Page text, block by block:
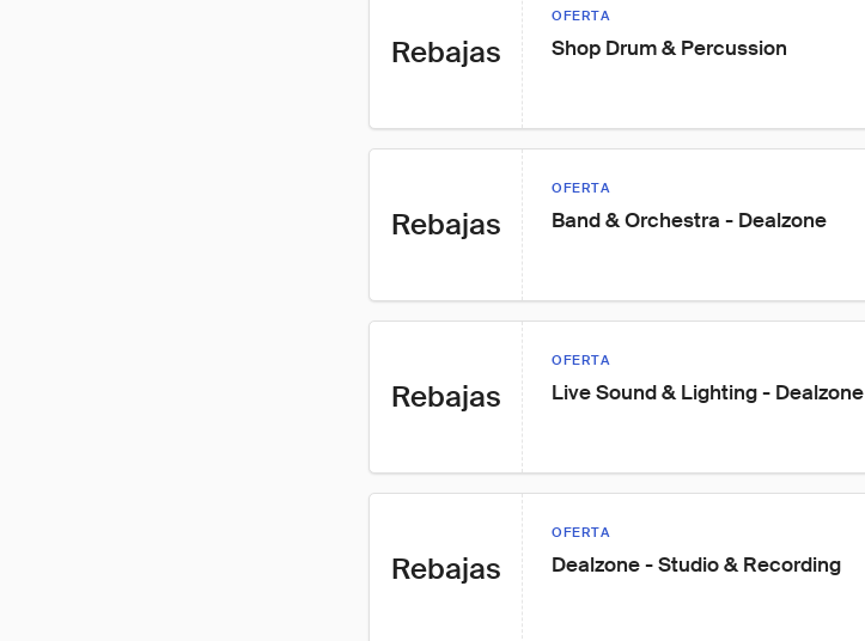
Rebajas
OFERTA
Shop Drum & Percussion
Rebajas
OFERTA
Band & Orchestra - Dealzone
Rebajas
OFERTA
Live Sound & Lighting - Dealzone
Rebajas
OFERTA
Dealzone - Studio & Recording